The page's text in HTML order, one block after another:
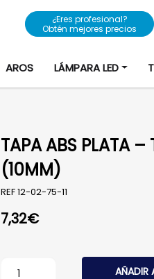
¿Eres profesional?
Obtén mejores precios
AROS LÁMPARA LED
TAPA ABS PLATA –
(10MM)
REF12-02-75-11
7,32€
TAPA ABS PLATA - TIPO I10
AÑADIR